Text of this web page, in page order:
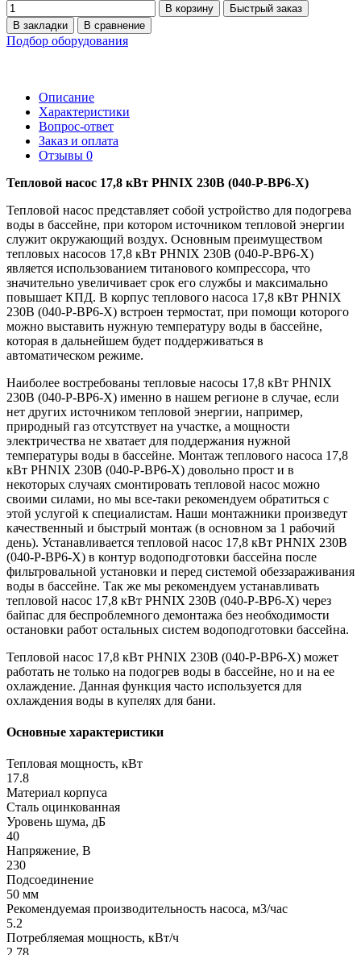
В корзину
Быстрый заказ
В закладки
В сравнение
Подбор оборудования
Описание
Характеристики
Вопрос-ответ
Заказ и оплата
Отзывы 0
Тепловой насос 17,8 кВт PHNIX 230В (040-P-BP6-X)
Тепловой насос представляет собой устройство для подогрева
воды в бассейне, при котором источником тепловой энергии
служит окружающий воздух. Основным преимуществом
тепловых насосов 17,8 кВт PHNIX 230В (040-P-BP6-X)
является использованием титанового компрессора, что
значительно увеличивает срок его службы и максимально
повышает КПД. В корпус теплового насоса 17,8 кВт PHNIX
230В (040-P-BP6-X) встроен термостат, при помощи которого
можно выставить нужную температуру воды в бассейне,
которая в дальнейшем будет поддерживаться в
автоматическом режиме.
Наиболее востребованы тепловые насосы 17,8 кВт PHNIX
230В (040-P-BP6-X) именно в нашем регионе в случае, если
нет других источником тепловой энергии, например,
природный газ отсутствует на участке, а мощности
электричества не хватает для поддержания нужной
температуры воды в бассейне. Монтаж теплового насоса 17,8
кВт PHNIX 230В (040-P-BP6-X) довольно прост и в
некоторых случаях смонтировать тепловой насос можно
своими силами, но мы все-таки рекомендуем обратиться с
этой услугой к специалистам. Наши монтажники произведут
качественный и быстрый монтаж (в основном за 1 рабочий
день). Устанавливается тепловой насос 17,8 кВт PHNIX 230В
(040-P-BP6-X) в контур водоподготовки бассейна после
фильтровальной установки и перед системой обеззараживания
воды в бассейне. Так же мы рекомендуем устанавливать
тепловой насос 17,8 кВт PHNIX 230В (040-P-BP6-X) через
байпас для беспроблемного демонтажа без необходимости
остановки работ остальных систем водоподготовки бассейна.
Тепловой насос 17,8 кВт PHNIX 230В (040-P-BP6-X) может
работать не только на подогрев воды в бассейне, но и на ее
охлаждение. Данная функция часто используется для
охлаждения воды в купелях для бани.
Основные характеристики
Тепловая мощность, кВт
17.8
Материал корпуса
Сталь оцинкованная
Уровень шума, дБ
40
Напряжение, В
230
Подсоединение
50 мм
Рекомендуемая производительность насоса, м3/час
5.2
Потребляемая мощность, кВт/ч